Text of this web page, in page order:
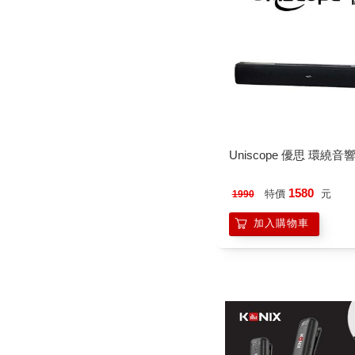
Uniscope 優思 環繞音
1990 特價 1580 元
加入購物車